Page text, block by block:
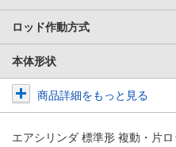
ロッド作動方式
本体形状
商品詳細をもっと見る
エアシリンダ 標準形 複動・片